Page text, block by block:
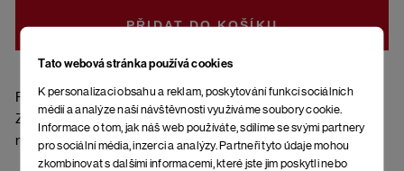
Tato webová stránka používá cookies
K personalizaci obsahu a reklam, poskytování funkcí sociálních
médií a analýze naší návštěvnosti využíváme soubory cookie.
Informace o tom, jak náš web používáte, sdílíme se svými partnery
pro sociální média, inzerci a analýzy. Partneři tyto údaje mohou
zkombinovat s dalšími informacemi, které jste jim poskytli nebo
Přírodní hovězí kůže, tloušťky 3,6mm, šíře pásku 2,6 cm.
Zapínání na dvojici sedlářských knoflíků. Vyrobeno v
rukodělné kožedílně v Jeseníku.
DO KOŠÍKU